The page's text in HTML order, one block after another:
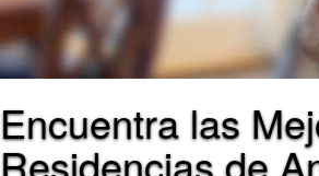
Encuentra las
Residencias de